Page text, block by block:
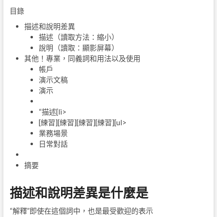
目錄
描述和說明差異
描述（讀取方法：縮小）
說明（讀取：顯影屏幕）
其他！專業，同義詞和用法以及使用
帳戶
演示文稿
演示
“描述[li>
[練習][練習][練習][練習][ul>
業務場景
日常對話
摘要
描述和說明差異是什麼是
“解釋”即使在這個詞中，也是最受歡迎的表示